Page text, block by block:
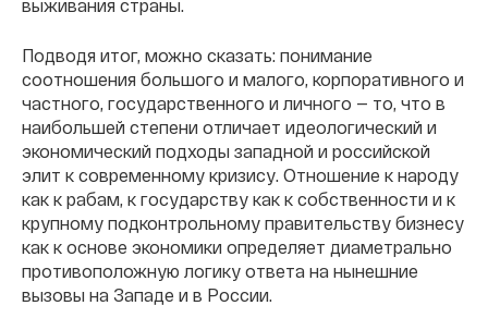
выживания страны.
Подводя итог, можно сказать: понимание
соотношения большого и малого, корпоративного и
частного, государственного и личного — то, что в
наибольшей степени отличает идеологический и
экономический подходы западной и российской
элит к современному кризису. Отношение к народу
как к рабам, к государству как к собственности и к
крупному подконтрольному правительству бизнесу
как к основе экономики определяет диаметрально
противоположную логику ответа на нынешние
вызовы на Западе и в России.